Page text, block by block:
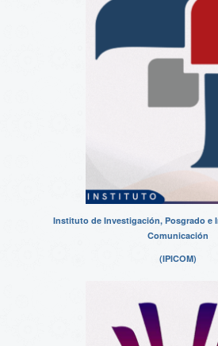
Instituto de Investigación, Posgrado e
Comunicación
(IPICOM)